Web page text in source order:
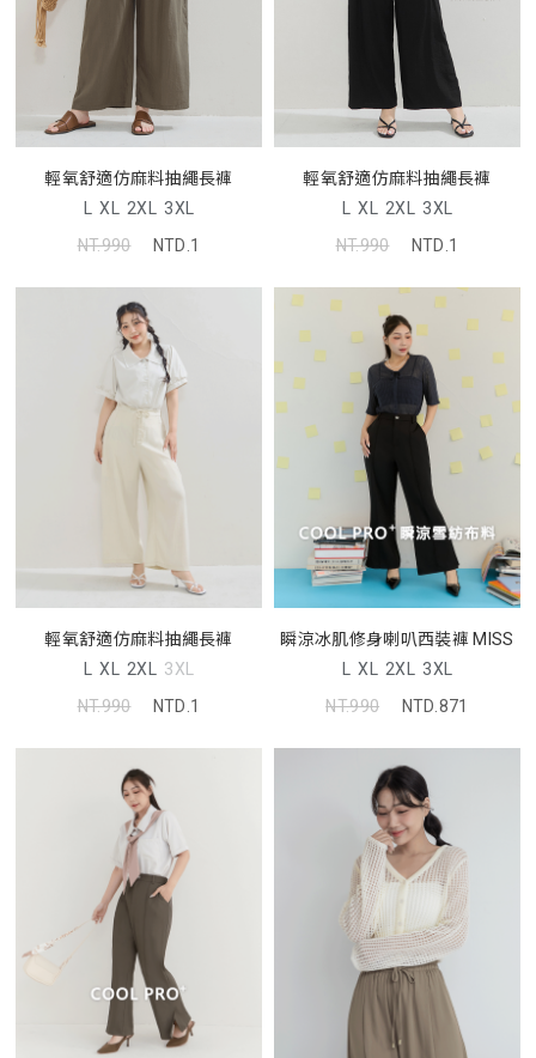
輕氧舒適仿麻料抽繩長褲
L XL 2XL 3XL
NT.990
NTD.1
輕氧舒適仿麻料抽繩長褲
L XL 2XL 3XL
NT.990
NTD.1
輕氧舒適仿麻料抽繩長褲
L XL 2XL 3XL
NT.990
NTD.1
瞬涼冰肌修身喇叭西裝褲 MISS
L XL 2XL 3XL
NT.990
NTD.871